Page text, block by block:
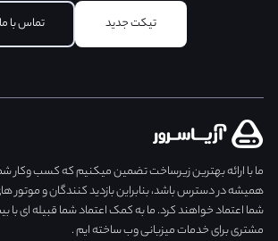
تیکت جدید تماس با ما
ما با ارائه بهترین زیرساخت تضمین میکنیم که کسب وکار
همیشه در دسترس باشد، بنابراین بازدید کنندگان و موتور
مشتری برای خدمات میزبانی وب ساخته ایم .